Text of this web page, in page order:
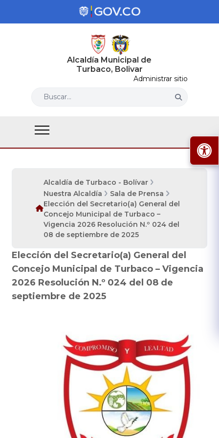
Alcaldía Municipal de
Turbaco, Bolivar
Administrar sitio
Buscar...
Alcaldía de Turbaco - Bolívar
Nuestra Alcaldía
Sala de Prensa
Elección del Secretario(a) General del
Concejo Municipal de Turbaco –
Vigencia 2026 Resolución N.º 024 del
08 de septiembre de 2025
Elección del Secretario(a) General del
Concejo Municipal de Turbaco – Vigencia
2026 Resolución N.º 024 del 08 de
septiembre de 2025